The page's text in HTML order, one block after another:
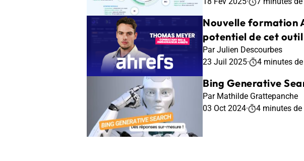
Nouvelle formation
potentiel de cet
Par Julien Descourbes
23 Juil 2025· 4 minutes
Bing Generative
Par Mathilde Grattepanche
03 Oct 2024· 4 minutes de